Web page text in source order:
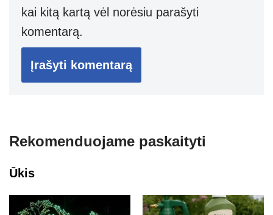
kai kitą kartą vėl norėsiu parašyti
komentarą.
Rekomenduojame paskaityti
Ūkis